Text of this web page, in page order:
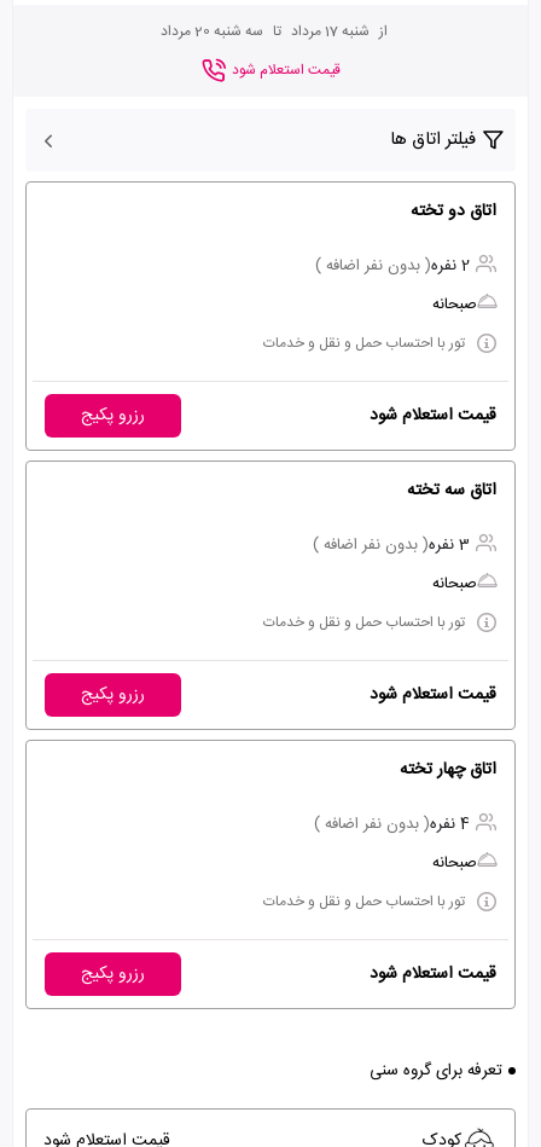
از شنبه 17 مرداد تا سه شنبه 20 مرداد
قیمت استعلام شود
فیلتر اتاق ها
اتاق دو تخته
2 نفره
( بدون نفر اضافه )
صبحانه
تور با احتساب حمل و نقل و خدمات
قیمت استعلام شود رزرو پکیج
اتاق سه تخته
3 نفره
( بدون نفر اضافه )
صبحانه
تور با احتساب حمل و نقل و خدمات
قیمت استعلام شود رزرو پکیج
اتاق چهار تخته
4 نفره
( بدون نفر اضافه )
صبحانه
تور با احتساب حمل و نقل و خدمات
قیمت استعلام شود رزرو پکیج
تعرفه برای گروه سنی
کودک قیمت استعلام شود